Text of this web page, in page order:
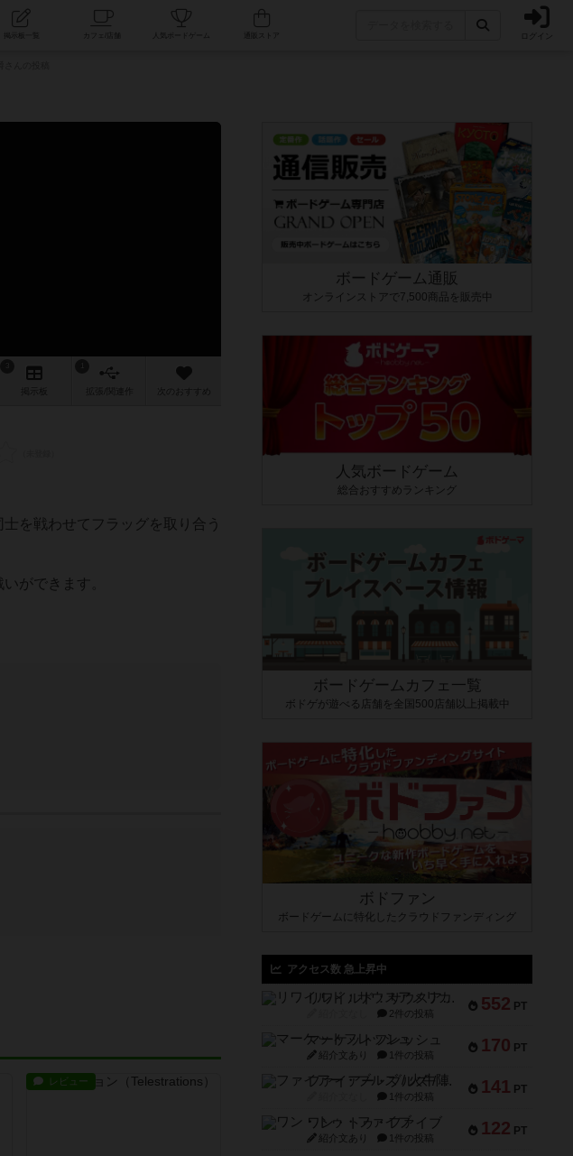
ニティ 人気ボードゲーム ログイン
作 次のおすすめ
を戦わせてフラッグを取り合う
ができます。
レビュー
ボードゲーム通販
オンラインストアで7,500商品を販売中
人気ボードゲーム
総合おすすめランキング
ボードゲームカフェ一覧
ボドゲが遊べる店舗を全国500店舗以上掲載中
ボドファン
ボードゲームに特化したクラウドファンディング
アクセス数 急上昇中
552 PT
リワイルド：サウスアメリカ
2件の投稿
170 PT
マーケットフレッシュ
紹介文あり 1件の投稿
141 PT
ファイアー・ブルズ / 火牛陣
1件の投稿
122 PT
ワン・トゥ・ファイブ
紹介文あり 1件の投稿